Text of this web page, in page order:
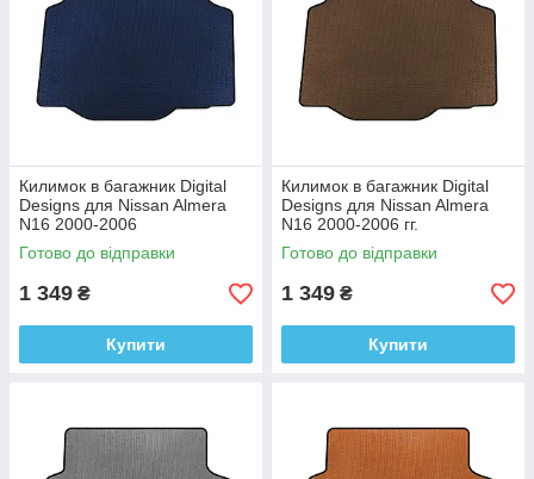
Килимок в багажник Digital
Designs для Nissan Almera
N16 2000-2006
Етилвінілацетат
Готово до відправки
1 349 ₴
Купити
Килимок в багажник Digital
Designs для Nissan Almera
N16 2000-2006 гг.
Этилвинилацетат
Готово до відправки
1 349 ₴
Купити